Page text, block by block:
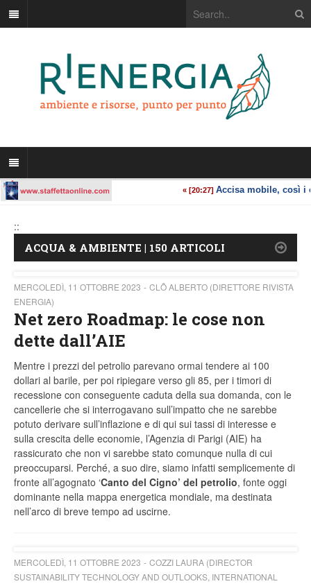
::
ACQUA & AMBIENTE | 150 ARTICOLI
MERCOLEDÌ, 11 OTTOBRE 2023
CLÔ ALBERTO (DIRETTORE RIVISTA
ENERGIA)
Net zero Roadmap: le cose non
dette dall’AIE
Mentre i prezzi del petrolio parevano ormai tendere ai 100
dollari al barile, per poi ripiegare verso gli 85, per i timori di
recessione con conseguente caduta della sua domanda, con le
cancellerie che si interrogavano sull’impatto che ne sarebbe
potuto derivare sull’inflazione e di qui sui tassi di interesse e
sulla crescita delle economie, l’Agenzia di Parigi (AIE) ha
rassicurato che non vi sarebbe stato comunque nulla di cui
preoccuparsi. Perché, a suo dire, siamo infatti semplicemente di
fronte all’agognato ‘Canto del Cigno’ del petrolio, fonte oggi
dominante nella mappa energetica mondiale, ma destinata
nell’arco di breve tempo ad uscirne.
MERCOLEDÌ, 11 OTTOBRE 2023
COZZI LAURA (DIRECTOR
SUSTAINABILITY TECHNOLOGY AND OUTLOOKS, INTERNATIONAL